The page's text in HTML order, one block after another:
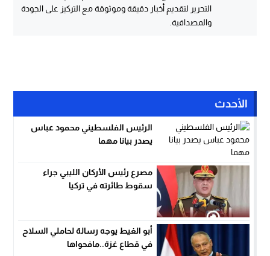
التحرير لتقديم أخبار دقيقة وموثوقة مع التركيز على الجودة
والمصداقية.
الأحدث
الرئيس الفلسطيني محمود عباس
يصدر بيانا مهما
مصرع رئيس الأركان الليبي جراء
سقوط طائرته في تركيا
أبو الغيط يوجه رسالة لحاملي السلاح
في قطاع غزة..مافحواها